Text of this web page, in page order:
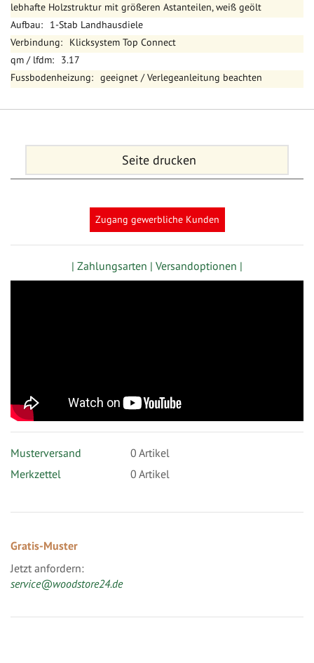
lebhafte Holzstruktur mit größeren Astanteilen, weiß geölt
1-Stab Landhausdiele
Klicksystem Top Connect
3.17
geeignet / Verlegeanleitung beachten
Seite drucken
Zugang gewerbliche Kunden
| Zahlungsarten | Versandoptionen |
Musterversand 0 Artikel
Merkzettel
0 Artikel
Gratis-Muster
Jetzt anfordern:
service@woodstore24.de